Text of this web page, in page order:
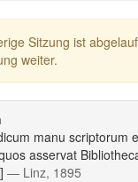
Sitzung ist
weiter.
manu scriptorum
asservat
— Linz, 1895